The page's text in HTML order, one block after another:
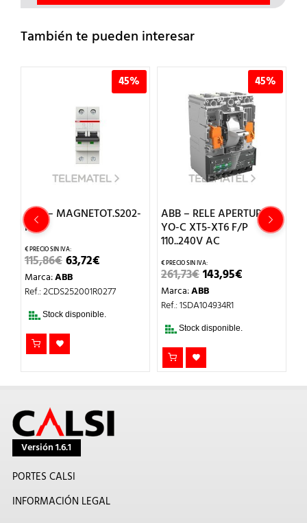
También te pueden interesar
45%
ABB – MAGNETOT.S202-
K2
115,86€EL
PRECIO
ORIGINAL
ERA:
63,72€
ES:
Marca:ABB
Ref.: 2CDS252001R0277
Stock disponible.
45%
ABB – RELE APERTURA
YO-C XT5-XT6 F/P
110..240V AC
261,73€EL
PRECIO
ORIGINAL
ERA:
143,95€
Marca:ABB
Ref.: 1SDA104934R1
Stock disponible.
Versión 1.6.1
PORTES CALSI
INFORMACIÓN LEGAL